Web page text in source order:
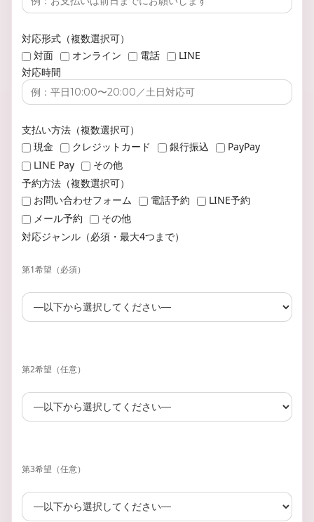
対応形式（複数選択可）
対面
オンライン 電話
LINE
対応時間
支払い方法（複数選択可）
現金
クレジットカード 銀行振込
PayPay
LINE Pay
その他
予約方法（複数選択可）
お問い合わせフォーム
電話予約
LINE予約
メール予約
その他
対応ジャンル（必須・最大4つまで）
第1希望（必須）
第2希望（任意）
第3希望（任意）